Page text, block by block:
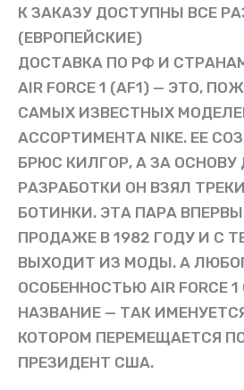
К ЗАКАЗУ ДОСТУПНЫ ВСЕ
(ЕВРОПЕЙСКИЕ)
ДОСТАВКА ПО РФ И
AIR FORCE 1 (AF1) — ЭТО,
САМЫХ ИЗВЕСТНЫХ
АССОРТИМЕНТА NIKE. ЕЕ
БРЮС КИЛГОР, А ЗА ОСНОВУ
РАЗРАБОТКИ ОН ВЗЯЛ
БОТИНКИ. ЭТА ПАРА
ПРОДАЖЕ В 1982 ГОДУ И С
ВЫХОДИТ ИЗ МОДЫ. А
ОСОБЕННОСТЬЮ AIR FORCE
НАЗВАНИЕ — ТАК
КОТОРОМ ПЕРЕМЕЩАЕТСЯ
ПРЕЗИДЕНТ США.